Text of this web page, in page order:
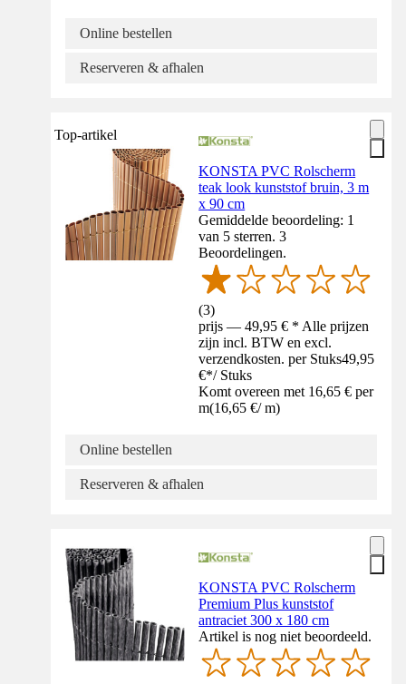
Online bestellen
Reserveren & afhalen
Top-artikel
KONSTA PVC Rolscherm
teak look kunststof bruin, 3 m
x 90 cm
Gemiddelde beoordeling: 1
van 5 sterren. 3
Beoordelingen.
(3)
prijs — 49,95 € * Alle prijzen
zijn incl. BTW en excl.
verzendkosten. per Stuks49,95
€*/ Stuks
Komt overeen met 16,65 € per
m(16,65 €/ m)
Online bestellen
Reserveren & afhalen
KONSTA PVC Rolscherm
Premium Plus kunststof
antraciet 300 x 180 cm
Artikel is nog niet beoordeeld.